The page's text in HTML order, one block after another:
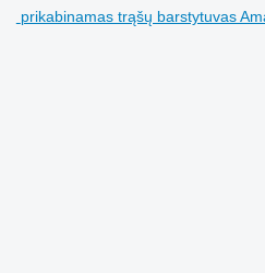
prikabinamas trąšų barstytuvas